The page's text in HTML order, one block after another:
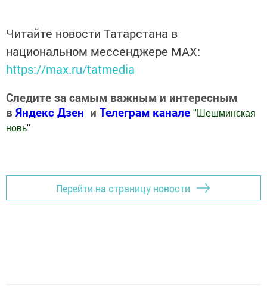
Читайте новости Татарстана в
национальном мессенджере MАХ:
https://max.ru/tatmedia
Следите за самым важным и интересным
в Яндекс Дзен и Телеграм канале " Шешминская
новь"
Перейти на страницу новости